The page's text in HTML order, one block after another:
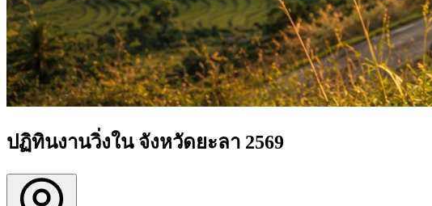
ปฏิทินงานวิ่งใน จังหวัดยะลา 2569